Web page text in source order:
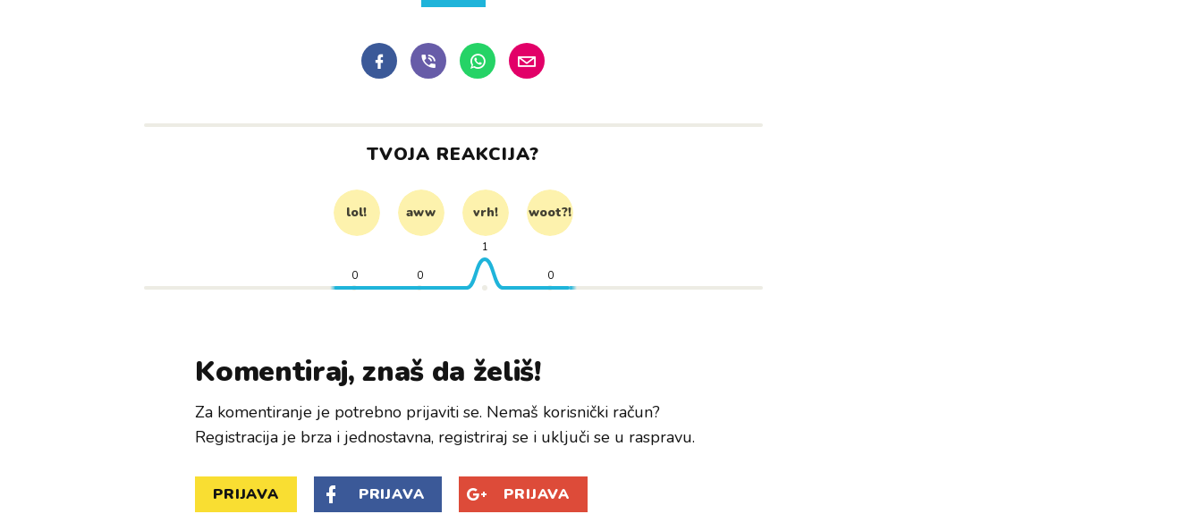
TVOJA REAKCIJA?
lol! aww vrh! woot?!
0 0
1
0
Komentiraj, znaš da želiš!
Za komentiranje je potrebno prijaviti se. Nemaš korisnički račun?
Registracija je brza i jednostavna, registriraj se i uključi se u raspravu.
PRIJAVA PRIJAVA PRIJAVA